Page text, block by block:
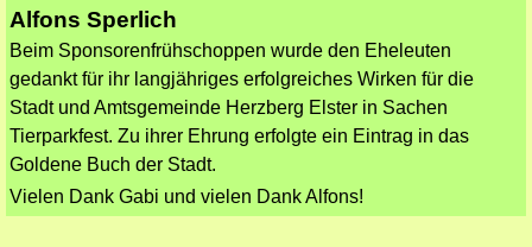
Alfons Sperlich
Beim Sponsorenfrühschoppen wurde den Eheleuten
gedankt für ihr langjähriges erfolgreiches Wirken für die
Stadt und Amtsgemeinde Herzberg Elster in Sachen
Tierparkfest. Zu ihrer Ehrung erfolgte ein Eintrag in das
Goldene Buch der Stadt.
Vielen Dank Gabi und vielen Dank Alfons!